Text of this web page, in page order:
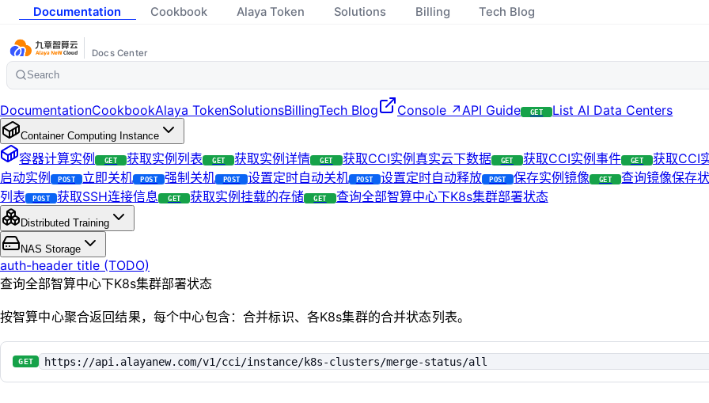
Documentation Cookbook Alaya Token Solutions Billing Tech Blog
Docs Center
Search
DocumentationCookbookAlaya TokenSolutionsBillingTech Blog Console ↗ API Guide GET List AI Data Centers
Container Computing Instance
容器计算实例 GET 获取实例列表 GET 获取实例详情 GET 获取CCI实例真实云下数据 GET 获取CCI实例事件 GET 获取CCI
启动实例 POST 立即关机 POST 强制关机 POST 设置定时自动关机 POST 设置定时自动释放 POST 保存实例镜像 GET 查询镜像保存
列表
POST 获取SSH连接信息 GET 获取实例挂载的存储 GET 查询全部智算中心下K8s集群部署状态
Distributed Training
NAS Storage
auth-header title (TODO)
查询全部智算中心下K8s集群部署状态
按智算中心聚合返回结果，每个中心包含：合并标识、各K8s集群的合并状态列表。
GET https://api.alayanew.com/v1/cci/instance/k8s-clusters/merge-status/all